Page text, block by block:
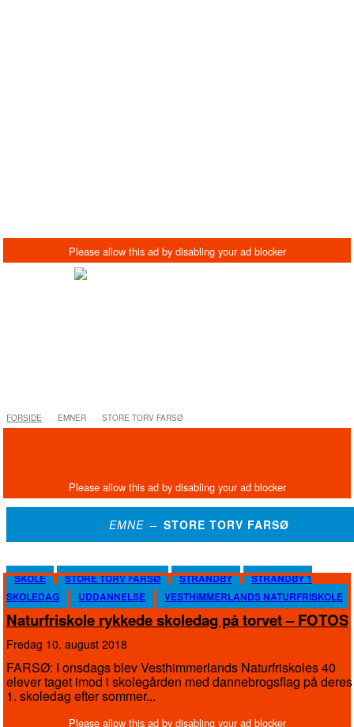
FORSIDE EMNER STORE TORV FARSØ
EMNE – STORE TORV FARSØ
SKOLE STORE TORV FARSØ STRANDBY
STRANDBY 1
SKOLEDAG
UDDANNELSE VESTHIMMERLANDS NATURFRISKOLE
Naturfriskole rykkede skoledag på torvet – FOTOS
fredag 10. august 2018
FARSØ: I onsdags blev Vesthimmerlands Naturfriskoles 40
elever taget imod i skolegården med dannebrogsflag på deres
1. skoledag efter sommer...